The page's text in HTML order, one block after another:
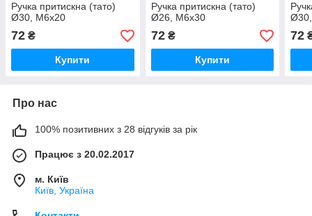
Ручка притискна (тато)
Ø30, М6х20
72 ₴
Купити
Ручка притискна (тато)
Ø26, М6х30
72₴
Купити
72
Про нас
100% позитивних з 28 відгуків за рік
Працює з 20.02.2017
м. Київ
Київ, Україна